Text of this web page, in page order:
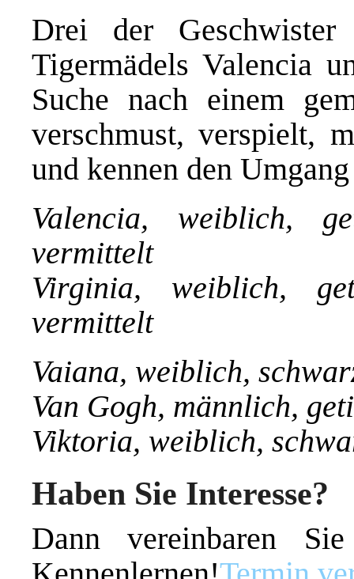
Drei der
Tigermädels Valencia
Suche nach einem
verschmust, verspielt,
und kennen den
Valencia, weiblich,
vermittelt
Virginia, weiblich,
vermittelt
Vaiana, weiblich,
Van Gogh, männlich,
Viktoria, weiblich,
Haben Sie Interesse?
Dann vereinbaren